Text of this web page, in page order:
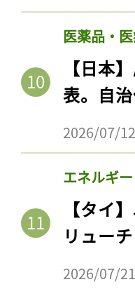
医薬品・
【日本
表。自
2026/07/12
エネルギ
【タイ
リュー
2026/07/21